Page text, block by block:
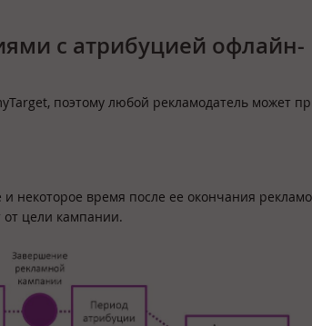
с атрибуцией офлайн-
поэтому любой рекламодатель может
некоторое время после ее окончания
от цели кампании.